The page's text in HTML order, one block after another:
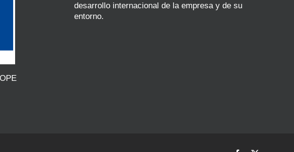
desarrollo internacional de la empresa y de su
entorno.